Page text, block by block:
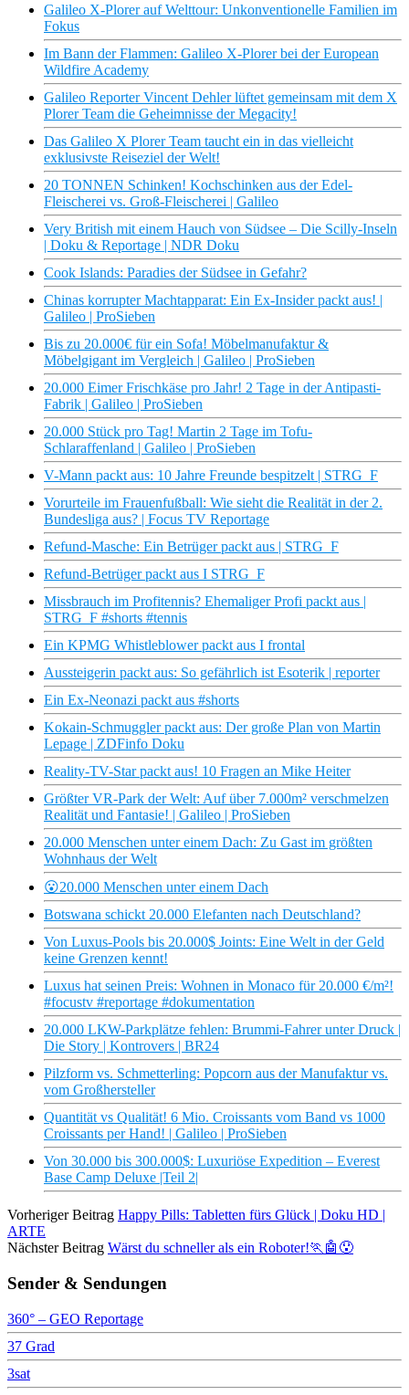
Galileo X-Plorer auf Welttour: Unkonventionelle Familien im
Fokus
Im Bann der Flammen: Galileo X-Plorer bei der European
Wildfire Academy
Galileo Reporter Vincent Dehler lüftet gemeinsam mit dem X
Plorer Team die Geheimnisse der Megacity!
Das Galileo X Plorer Team taucht ein in das vielleicht
exklusivste Reiseziel der Welt!
20 TONNEN Schinken! Kochschinken aus der Edel-
Fleischerei vs. Groß-Fleischerei | Galileo
Very British mit einem Hauch von Südsee – Die Scilly-Inseln
| Doku & Reportage | NDR Doku
Cook Islands: Paradies der Südsee in Gefahr?
Chinas korrupter Machtapparat: Ein Ex-Insider packt aus! |
Galileo | ProSieben
Bis zu 20.000€ für ein Sofa! Möbelmanufaktur &
Möbelgigant im Vergleich | Galileo | ProSieben
20.000 Eimer Frischkäse pro Jahr! 2 Tage in der Antipasti-
Fabrik | Galileo | ProSieben
20.000 Stück pro Tag! Martin 2 Tage im Tofu-
Schlaraffenland | Galileo | ProSieben
V-Mann packt aus: 10 Jahre Freunde bespitzelt | STRG_F
Vorurteile im Frauenfußball: Wie sieht die Realität in der 2.
Bundesliga aus? | Focus TV Reportage
Refund-Masche: Ein Betrüger packt aus | STRG_F
Refund-Betrüger packt aus I STRG_F
Missbrauch im Profitennis? Ehemaliger Profi packt aus |
STRG_F #shorts #tennis
Ein KPMG Whistleblower packt aus I frontal
Aussteigerin packt aus: So gefährlich ist Esoterik | reporter
Ein Ex-Neonazi packt aus #shorts
Kokain-Schmuggler packt aus: Der große Plan von Martin
Lepage | ZDFinfo Doku
Reality-TV-Star packt aus! 10 Fragen an Mike Heiter
Größter VR-Park der Welt: Auf über 7.000m² verschmelzen
Realität und Fantasie! | Galileo | ProSieben
20.000 Menschen unter einem Dach: Zu Gast im größten
Wohnhaus der Welt
😮20.000 Menschen unter einem Dach
Botswana schickt 20.000 Elefanten nach Deutschland?
Von Luxus-Pools bis 20.000$ Joints: Eine Welt in der Geld
keine Grenzen kennt!
Luxus hat seinen Preis: Wohnen in Monaco für 20.000 €/m²!
#focustv #reportage #dokumentation
20.000 LKW-Parkplätze fehlen: Brummi-Fahrer unter Druck |
Die Story | Kontrovers | BR24
Pilzform vs. Schmetterling: Popcorn aus der Manufaktur vs.
vom Großhersteller
Quantität vs Qualität! 6 Mio. Croissants vom Band vs 1000
Croissants per Hand! | Galileo | ProSieben
Von 30.000 bis 300.000$: Luxuriöse Expedition – Everest
Base Camp Deluxe |Teil 2|
Vorheriger Beitrag Happy Pills: Tabletten fürs Glück | Doku HD |
ARTE
Nächster Beitrag Wärst du schneller als ein Roboter!🏃🤖😯
Sender & Sendungen
360° – GEO Reportage
37 Grad
3sat